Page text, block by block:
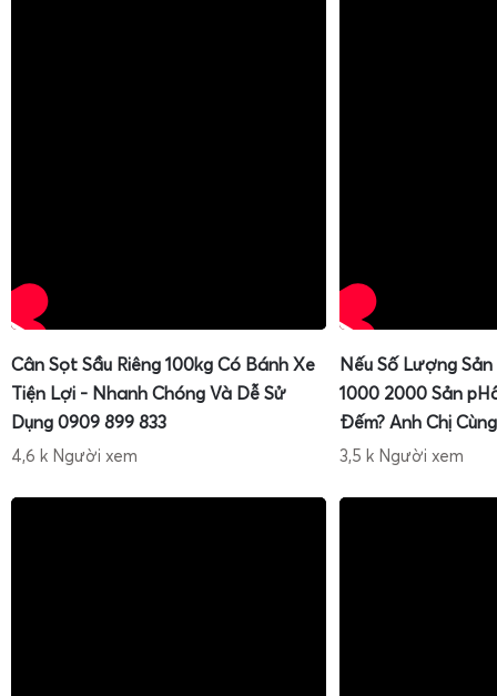
Cân Sọt Sầu Riêng 100kg Có Bánh Xe
Tiện Lợi - Nhanh Chóng Và Dễ Sử
Dụng 0909 899 833
4,6 k Người xem
Nếu Số Lượng
1000 2000 Sản
Đếm? Anh Chị
3,5 k Người xem